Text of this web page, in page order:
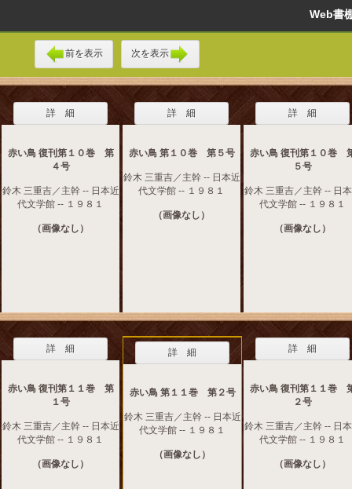
Web
前を表示 次を表示
詳 細
赤い鳥 復刊第１０巻 第
４号
鈴木 三重吉／主幹 -- 日本近
代文学館 -- １９８１
（画像なし）
詳 細
赤い鳥 第１０巻 第５号
鈴木 三重吉／主幹 -- 日本近
代文学館 -- １９８１
（画像なし）
詳 細
赤い鳥 復刊第１０巻
５号
鈴木 三重吉／主幹 -- 日
代文学館 -- １９８１
（画像なし）
詳 細
赤い鳥 復刊第１１巻 第
１号
鈴木 三重吉／主幹 -- 日本近
代文学館 -- １９８１
（画像なし）
詳 細
赤い鳥 第１１巻 第２号
鈴木 三重吉／主幹 -- 日本近
代文学館 -- １９８１
（画像なし）
詳 細
赤い鳥 復刊第１１巻
２号
鈴木 三重吉／主幹 -- 日
代文学館 -- １９８１
（画像なし）